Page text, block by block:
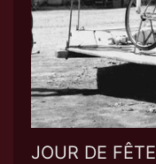
JOUR DE FÊTE